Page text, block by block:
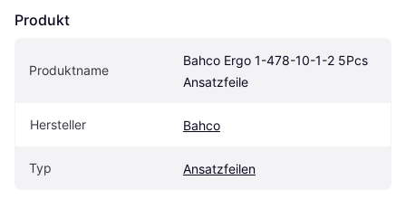
Produkt
Produktname
Bahco Ergo 1-478-10-1-2 5Pcs
Ansatzfeile
Hersteller Bahco
Typ Ansatzfeilen